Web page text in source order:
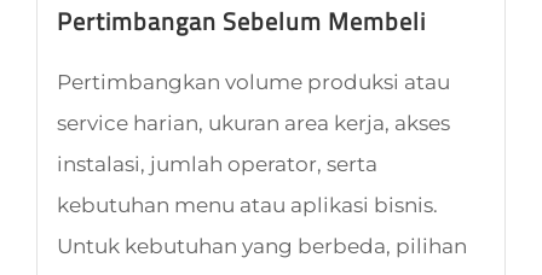
Pertimbangan Sebelum Membeli
Pertimbangkan volume produksi atau
service harian, ukuran area kerja, akses
instalasi, jumlah operator, serta
kebutuhan menu atau aplikasi bisnis.
Untuk kebutuhan yang berbeda, pilihan